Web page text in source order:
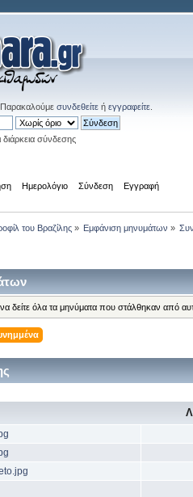
. Παρακαλούμε συνδεθείτε ή εγγραφείτε
σύνδεσης
Ημερολόγιο Σύνδεση Εγγραφή
του Βραζίλης» Εμφάνιση μηνυμάτων »
δείτε όλα τα μηνύματα που στάλθηκαν από